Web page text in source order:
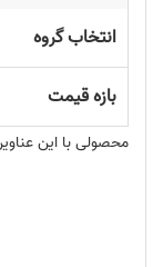
باعث می شود مردم
مفید است.
آن را کوتاه نگه
زیادی گفت. سعی
انتخاب گروه
بازه قیمت
محصولی با این